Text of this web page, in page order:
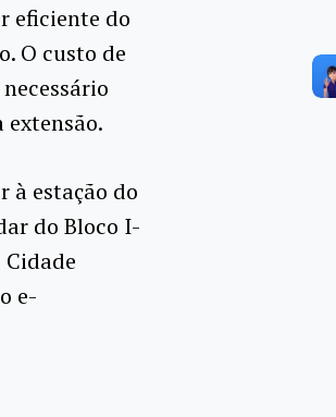
eficiente do
O custo de
à estação do
do Bloco I-
e-